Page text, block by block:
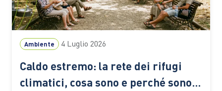
Ambiente 4 Luglio 2026
Caldo estremo: la rete dei rifugi
climatici, cosa sono e perché sono